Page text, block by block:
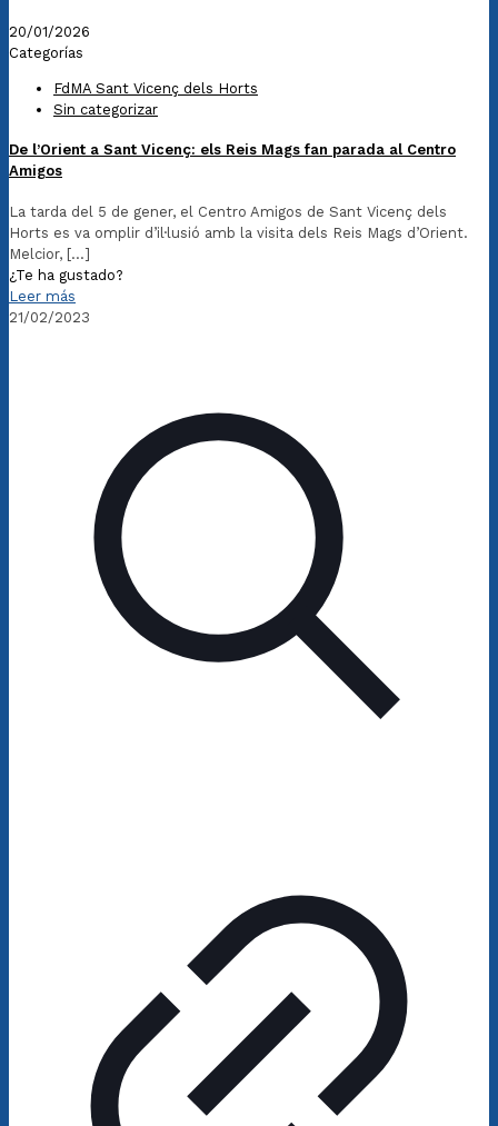
20/01/2026
Categorías
FdMA Sant Vicenç dels Horts
Sin categorizar
De l’Orient a Sant Vicenç: els Reis Mags fan parada al Centro
Amigos
La tarda del 5 de gener, el Centro Amigos de Sant Vicenç dels
Horts es va omplir d’il·lusió amb la visita dels Reis Mags d’Orient.
Melcior, […]
¿Te ha gustado?
Leer más
21/02/2023